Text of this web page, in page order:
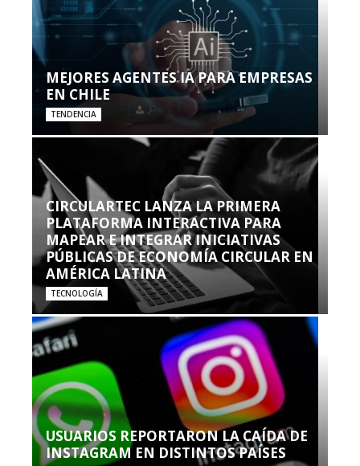
MEJORES AGENTES IA PARA EMPRESAS
EN CHILE
TENDENCIA
CIRCULARTEC LANZA LA PRIMERA
PLATAFORMA INTERACTIVA PARA
MAPEAR E INTEGRAR INICIATIVAS
PÚBLICAS DE ECONOMÍA CIRCULAR EN
AMÉRICA LATINA
TECNOLOGÍA
USUARIOS REPORTARON LA CAÍDA DE
INSTAGRAM EN DISTINTOS PAÍSES